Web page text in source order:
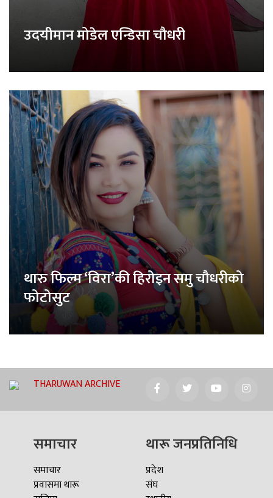
उदयीमान मोडेल एन्डिसा चौधरी
थारु फिल्म ‘विरा’की हिरोइन समु चौधरीको
फोटोसुट
THARUWAN ARCHIVE
समाचार
समाचार
प्रवासमा थारू
थारू जनप्रतिनिधि
प्रदेश
संघ